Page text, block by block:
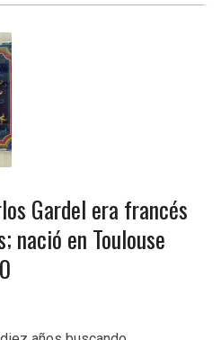
Gardel era francés
nació en Toulouse